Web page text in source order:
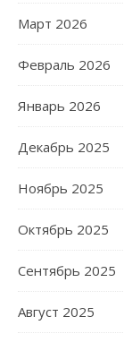
Март 2026
Февраль 2026
Январь 2026
Декабрь 2025
Ноябрь 2025
Октябрь 2025
Сентябрь 2025
Август 2025